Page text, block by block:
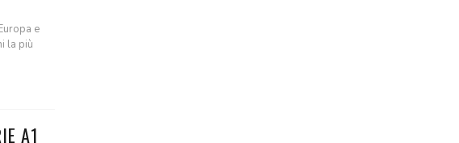
e
la più
A1